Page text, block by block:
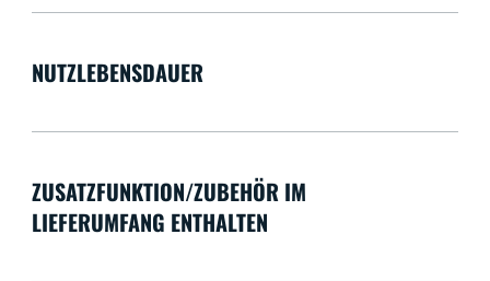
NUTZLEBENSDAUER
ZUSATZFUNKTION/ZUBEHÖR IM
LIEFERUMFANG ENTHALTEN